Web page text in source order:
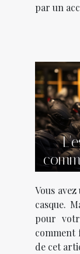
par un
Vous
casque.
pour
comment
de cet